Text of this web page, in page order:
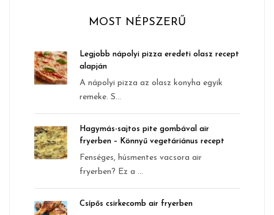
MOST NÉPSZERŰ
Legjobb nápolyi pizza eredeti olasz recept
alapján
A nápolyi pizza az olasz konyha egyik
remeke. S...
Hagymás-sajtos pite gombával air
fryerben – Könnyű vegetáriánus recept
Fenséges, húsmentes vacsora air
fryerben? Ez a ...
Csípős csirkecomb air fryerben